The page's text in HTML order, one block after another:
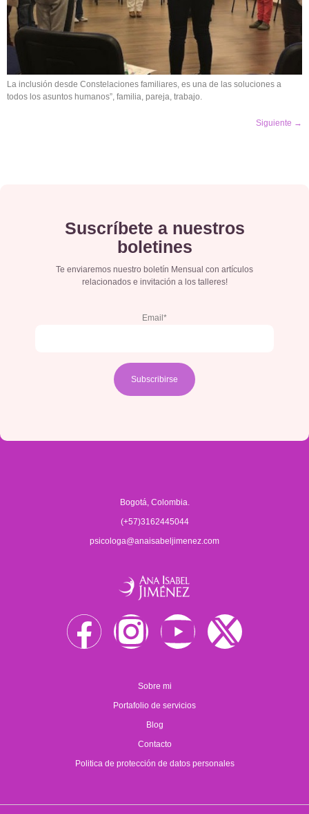
La inclusión desde Constelaciones familiares, es una de las soluciones a
todos los asuntos humanos”, familia, pareja, trabajo.
Siguiente →
Suscríbete a nuestros
boletines
Te enviaremos nuestro boletín Mensual con artículos
relacionados e invitación a los talleres!
Email*
Bogotá, Colombia.
(+57)3162445044
psicologa@anaisabeljimenez.com
Sobre mi
Portafolio de servicios
Blog
Contacto
Politica de protección de datos personales